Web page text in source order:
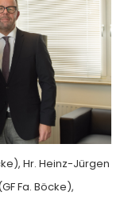
Hr. Heinz-Jürgen
Fa. Böcke),